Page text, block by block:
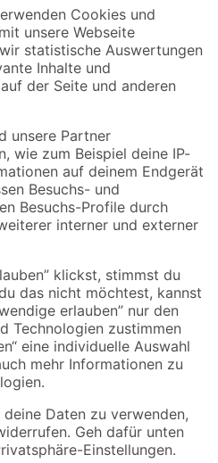
und Aktionen mehr verpassen!
Versandarten
Die dargestellten Angebote sind unter
Die angegebenen Verfügbarkeiten beziehen